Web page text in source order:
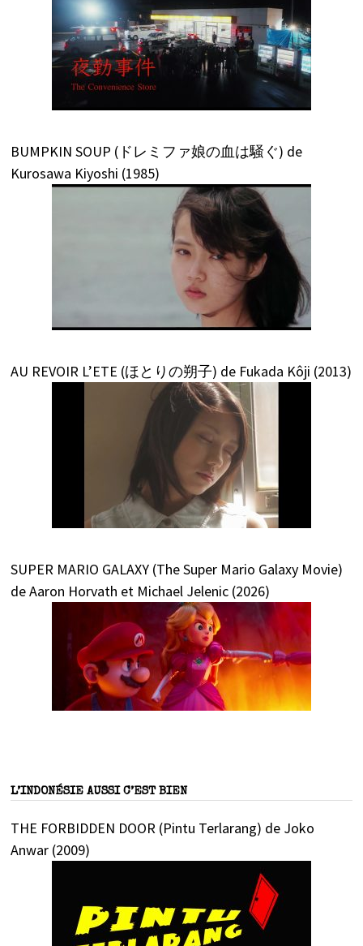
BUMPKIN SOUP (ドレミファ娘の血は騒ぐ) de
Kurosawa Kiyoshi (1985)
AU REVOIR L’ETE (ほとりの朔子) de Fukada Kôji (2013)
SUPER MARIO GALAXY (The Super Mario Galaxy Movie)
de Aaron Horvath et Michael Jelenic (2026)
L’INDONÉSIE AUSSI C’EST BIEN
THE FORBIDDEN DOOR (Pintu Terlarang) de Joko
Anwar (2009)